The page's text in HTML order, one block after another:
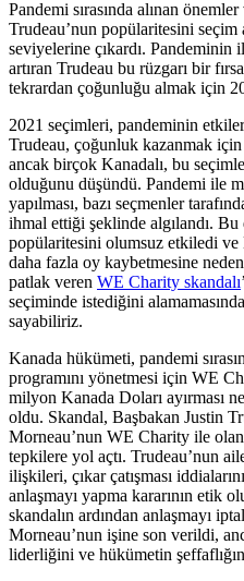
Pandemi sırasında alınan
Trudeau’nun popülaritesini
seviyelerine çıkardı.
artıran Trudeau bu rüzgarı bir
tekrardan çoğunluğu almak için
2021 seçimleri, pandeminin
Trudeau, çoğunluk kazanmak için
ancak birçok Kanadalı, bu
olduğunu düşündü. Pandemi ile
yapılması, bazı seçmenler
ihmal ettiği şeklinde algılandı.
popülaritesini olumsuz etkiledi ve
daha fazla oy kaybetmesine
patlak veren WE Charity skandalı
seçiminde istediğini
sayabiliriz.
Kanada hükümeti, pandemi
programını yönetmesi için WE
milyon Kanada Doları ayırması
oldu. Skandal, Başbakan Justin
Morneau’nun WE Charity ile
tepkilere yol açtı. Trudeau’nun
ilişkileri, çıkar çatışması
anlaşmayı yapma kararının etik
skandalın ardından anlaşmayı
Morneau’nun işine son verildi,
liderliğini ve hükümetin